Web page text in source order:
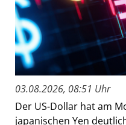
03.08.2026, 08:51 Uhr
Der US-Dollar hat am
japanischen Yen